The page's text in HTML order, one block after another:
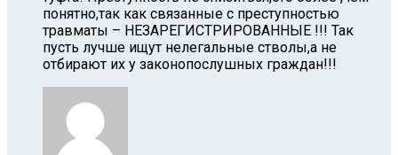
понятно,так как связанные с преступностью
травматы – НЕЗАРЕГИСТРИРОВАННЫЕ !!! Так
пусть лучше ищут нелегальные стволы,а не
отбирают их у законопослушных граждан!!!